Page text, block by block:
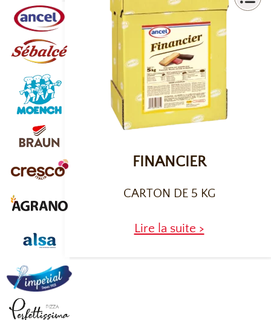
FINANCIER
CARTON DE 5 KG
Lire la suite >